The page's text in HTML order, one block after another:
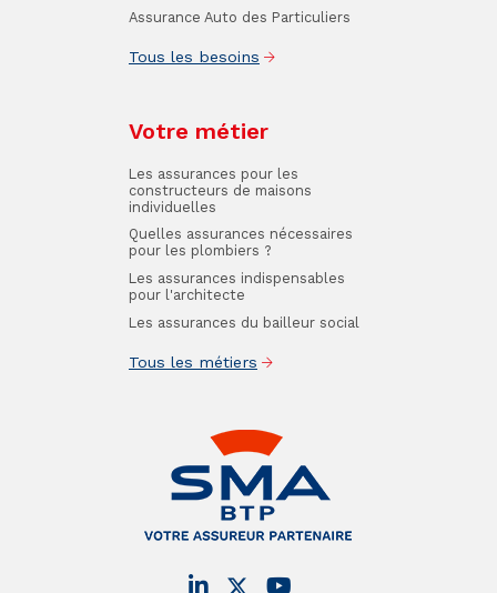
Assurance Auto des Particuliers
Tous les besoins
Votre métier
Les assurances pour les
constructeurs de maisons
individuelles
Quelles assurances nécessaires
pour les plombiers ?
Les assurances indispensables
pour l'architecte
Les assurances du bailleur social
Tous les métiers